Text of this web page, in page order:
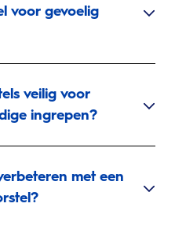
voor gevoelig
veilig voor
ingrepen?
met een